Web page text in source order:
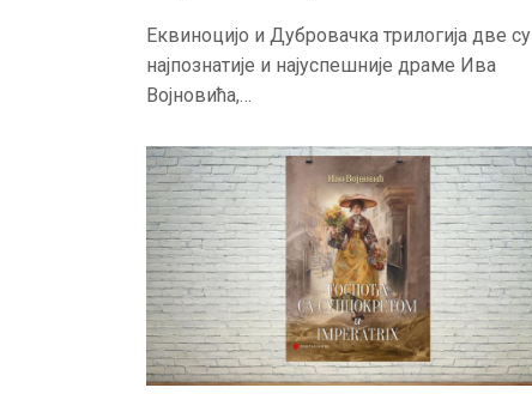
Еквиноцијо и Дубровачка трилогија две су
најпознатије и најуспешније драме Ива
Војновића,…